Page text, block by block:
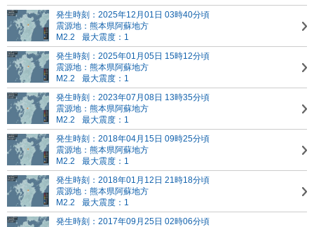
発生時刻：2025年12月01日 03時40分頃
震源地：熊本県阿蘇地方
M2.2
最大震度：1
発生時刻：2025年01月05日 15時12分頃
震源地：熊本県阿蘇地方
M2.2
最大震度：1
発生時刻：2023年07月08日 13時35分頃
震源地：熊本県阿蘇地方
M2.2
最大震度：1
発生時刻：2018年04月15日 09時25分頃
震源地：熊本県阿蘇地方
M2.2
最大震度：1
発生時刻：2018年01月12日 21時18分頃
震源地：熊本県阿蘇地方
M2.2
最大震度：1
発生時刻：2017年09月25日 02時06分頃